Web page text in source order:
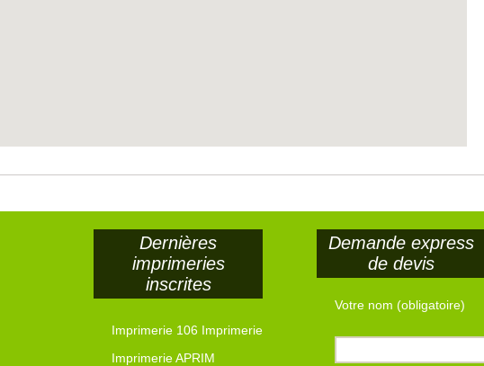
Dernières
imprimeries
inscrites
Imprimerie 106 Imprimerie
Imprimerie APRIM
Demande express
de devis
Votre nom (obligatoire)